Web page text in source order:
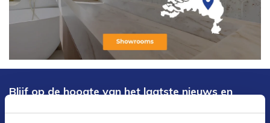
Blijf op de hoogte van het laatste nieuws en